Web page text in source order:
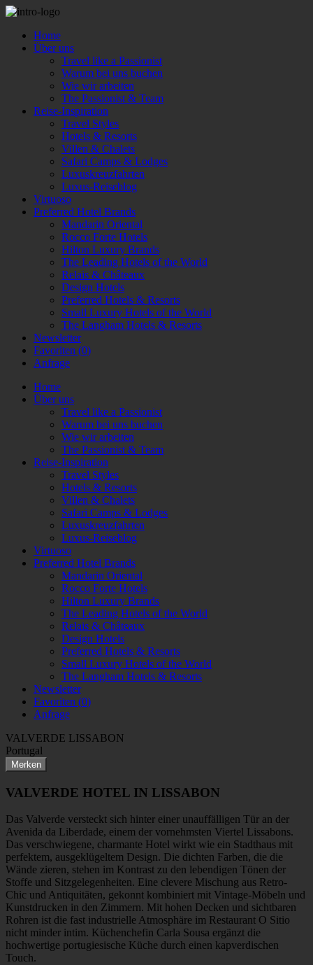
Home
Über uns
Travel like a Passionist
Warum bei uns buchen
Wie wir arbeiten
The Passionist & Team
Reise-Inspiration
Travel Styles
Hotels & Resorts
Villen & Chalets
Safari Camps & Lodges
Luxuskreuzfahrten
Luxus-Reiseblog
Virtuoso
Preferred Hotel Brands
Mandarin Oriental
Rocco Forte Hotels
Hilton Luxury Brands
The Leading Hotels of the World
Relais & Châteaux
Design Hotels
Preferred Hotels & Resorts
Small Luxury Hotels of the World
The Langham Hotels & Resorts
Newsletter
Favoriten (0)
Anfrage
Home
Über uns
Travel like a Passionist
Warum bei uns buchen
Wie wir arbeiten
The Passionist & Team
Reise-Inspiration
Travel Styles
Hotels & Resorts
Villen & Chalets
Safari Camps & Lodges
Luxuskreuzfahrten
Luxus-Reiseblog
Virtuoso
Preferred Hotel Brands
Mandarin Oriental
Rocco Forte Hotels
Hilton Luxury Brands
The Leading Hotels of the World
Relais & Châteaux
Design Hotels
Preferred Hotels & Resorts
Small Luxury Hotels of the World
The Langham Hotels & Resorts
Newsletter
Favoriten (0)
Anfrage
VALVERDE LISSABON
Portugal
Merken
VALVERDE HOTEL IN LISSABON
Das Valverde versteckt sich hinter einer unauffälligen Tür an der
Avenida da Liberdade, einem der vornehmsten Viertel Lissabons.
Das verschwiegene, charmante Hotel wirkt wie ein Stadthaus mit
perfektem, ausgeklügeltem Design. Die dichten Farben, die die
Wände zieren, stehen im Kontrast zu den lebendigen Tönen der
Stoffe und Sitzgelegenheiten. Eine clevere Mischung aus Retro-
Chic und Antiquitäten, gekonnt kombiniert mit Vintage-Möbeln und
Kunstdrucken in den Zimmern. Mit hohen Decken und sichtbaren
Rohren ist die fast industrielle Atmosphäre im Restaurant O Sitio
nicht minder intim. Küchenchefin Carla Sousa ergänzt die
hochwertige portugiesische Küche durch einen kapverdischen
Touch.